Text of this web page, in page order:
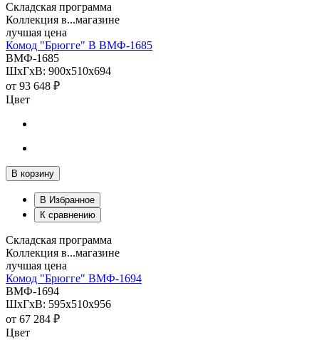
Складская программа
Коллекция в...магазине
лучшая цена
Комод "Брюгге" В ВМФ-1685
ВМФ-1685
ШхГхВ: 900х510х694
от 93 648 ₽
Цвет
В корзину
В Избранное
К сравнению
Складская программа
Коллекция в...магазине
лучшая цена
Комод "Брюгге" ВМФ-1694
ВМФ-1694
ШхГхВ: 595х510х956
от 67 284 ₽
Цвет